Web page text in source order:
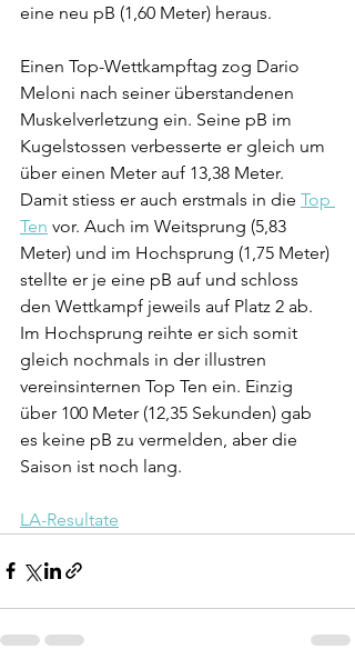
eine neu pB (1,60 Meter) heraus.
Einen Top-Wettkampftag zog Dario
Meloni nach seiner überstandenen
Muskelverletzung ein. Seine pB im
Kugelstossen verbesserte er gleich um
über einen Meter auf 13,38 Meter.
Damit stiess er auch erstmals in die Top
Ten vor. Auch im Weitsprung (5,83
Meter) und im Hochsprung (1,75 Meter)
stellte er je eine pB auf und schloss
den Wettkampf jeweils auf Platz 2 ab.
Im Hochsprung reihte er sich somit
gleich nochmals in der illustren
vereinsinternen Top Ten ein. Einzig
über 100 Meter (12,35 Sekunden) gab
es keine pB zu vermelden, aber die
Saison ist noch lang.
LA-Resultate